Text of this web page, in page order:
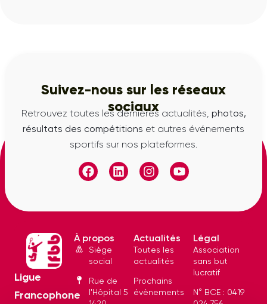
Suivez-nous sur les réseaux
sociaux
Retrouvez toutes les dernières actualités, photos,
résultats des compétitions et autres événements
sportifs sur nos plateformes.
Ligue
Francophone
À propos
Siège
social
Rue de
l'Hôpital 5
Actualités
Toutes les
actualités
Prochains
évènements
Légal
Association
sans but
lucratif
N° BCE : 0419